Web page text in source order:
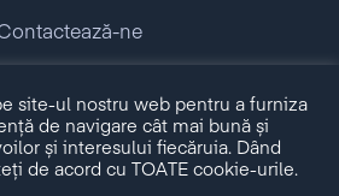
2009 - 2026 Ascent Group.
All rights reserved.
ne
site-ul nostru web pentru a furniza
de navigare cât mai bună și
și interesului fiecăruia. Dând
de acord cu TOATE cookie-urile.